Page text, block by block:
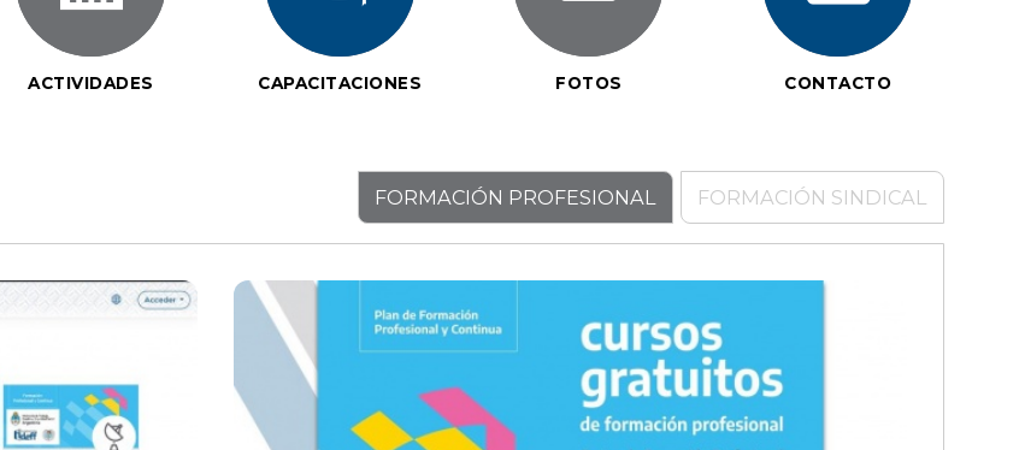
ACTIVIDADES CAPACITACIONES FOTOS CONTACTO
FORMACIÓN PROFESIONAL FORMACIÓN SINDICAL